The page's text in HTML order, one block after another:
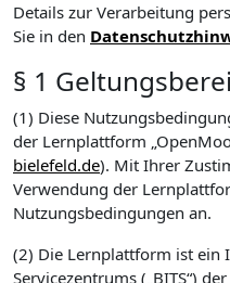
Details zur Verarbeitung
Sie in den
§ 1
(1) Diese
der Lernplattform
bielefeld.de). Mit Ihrer
Verwendung der
Nutzungsbedingungen an.
(2) Die Lernplattform ist ein
Servicezentrums („BITS“)